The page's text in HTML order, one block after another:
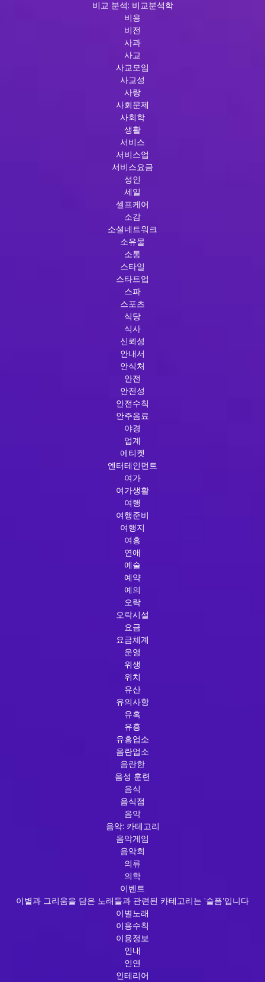
비교 분석: 비교분석학
비용
비전
사과
사교
사교모임
사교성
사랑
사회문제
사회학
생활
서비스
서비스업
서비스요금
성인
세일
셀프케어
소감
소셜네트워크
소유물
소통
스타일
스타트업
스파
스포츠
식당
식사
신뢰성
안내서
안식처
안전
안전성
안전수칙
안주음료
야경
업계
에티켓
엔터테인먼트
여가
여가생활
여행
여행준비
여행지
여흥
연애
예술
예약
예의
오락
오락시설
요금
요금체계
운영
위생
위치
유산
유의사항
유혹
유흥
유흥업소
음란업소
음란한
음성 훈련
음식
음식점
음악
음악: 카테고리
음악게임
음악회
의류
의학
이벤트
이별과 그리움을 담은 노래들과 관련된 카테고리는 '슬픔'입니다
이별노래
이용수칙
이용정보
인내
인연
인테리어